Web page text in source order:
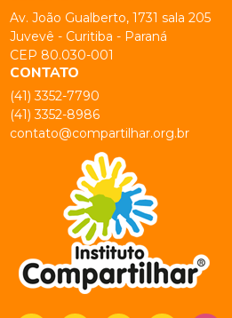
Av. João Gualberto, 1731 sala 205
Juvevê - Curitiba - Paraná
CEP 80.030-001
CONTATO
(41) 3352-7790
(41) 3352-8986
contato@compartilhar.org.br